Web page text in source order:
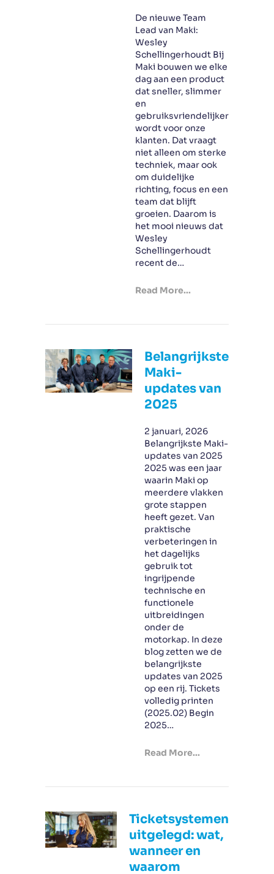
De nieuwe Team
Lead van Maki:
Wesley
Schellingerhoudt Bij
Maki bouwen we elke
dag aan een product
dat sneller, slimmer
en
gebruiksvriendelijker
wordt voor onze
klanten. Dat vraagt
niet alleen om sterke
techniek, maar ook
om duidelijke
richting, focus en een
team dat blijft
groeien. Daarom is
het mooi nieuws dat
Wesley
Schellingerhoudt
recent de…
Read More...
Belangrijkste
Maki-
updates van
2025
2 januari, 2026
Belangrijkste Maki-
updates van 2025
2025 was een jaar
waarin Maki op
meerdere vlakken
grote stappen
heeft gezet. Van
praktische
verbeteringen in
het dagelijks
gebruik tot
ingrijpende
technische en
functionele
uitbreidingen
onder de
motorkap. In deze
blog zetten we de
belangrijkste
updates van 2025
op een rij. Tickets
volledig printen
(2025.02) Begin
2025…
Read More...
Ticketsystemen
uitgelegd: wat,
wanneer en
waarom